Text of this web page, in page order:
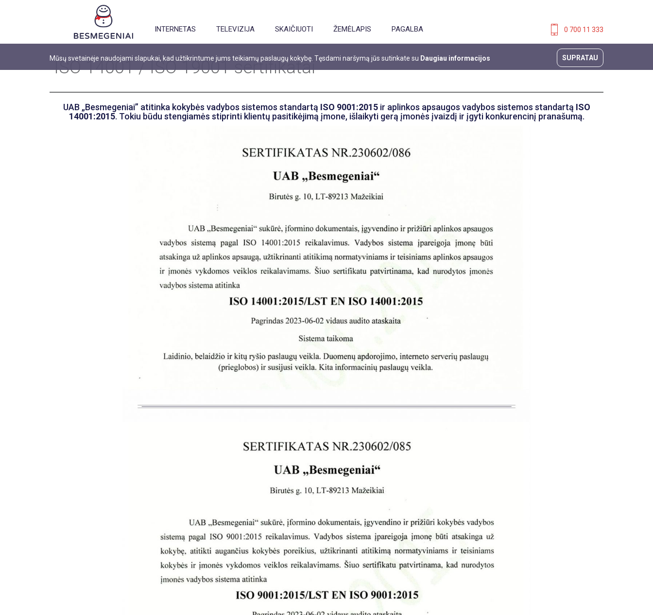
0 700 11 333
INTERNETAS TELEVIZIJA SKAIČIUOTI ŽEMĖLAPIS PAGALBA
Mūsų svetainėje naudojami slapukai, kad užtikrintume jums teikiamų paslaugų kokybę. Tęsdami naršymą jūs sutinkate su Daugiau informacijos SUPRATAU
ISO 14001 / ISO 19001 sertifikatai
UAB „Besmegeniai” atitinka kokybės vadybos sistemos standartą ISO 9001:2015ir aplinkos apsaugos vadybos sistemos standartą ISO
14001:2015. Tokiu būdu stengiamės stiprinti klientų pasitikėjimą įmone, išlaikyti gerą įmonės įvaizdį ir įgyti konkurencinį pranašumą.